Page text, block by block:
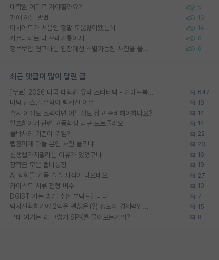
대학원 어디로 가야할까요? 5
편애 하는 방법 16
이사이트가 처음엔 정말 도움많이됐는데 14
커뮤니티는 다 쓰레기통이지 6
정보보안 연구하는 입장에선 식별가능한 사진을 올리는건 비추이긴함 6
최근 댓글이 많이 달린 글
[무료] 2026 미국 대학원 유학 스타터팩 - 가이드북 & 합격자 컨택메일 템플릿 647
미박 탑스쿨 유학이 빡세진 이유 19
혹시 이정도 스펙이면 어느정도 잡고 준비해야하나요? 14
알츠하이머 관련 고등학생 탐구 포트폴리오 14
물박사의 기준이 뭐임? 22
랩홈피에 다들 본인 사진 올리냐 23
신생랩가지말라는 이유가 있었구나 16
장학금 모은 랩비통장 19
AI 학회들 거품 슬슬 지적이 나오네요 27
카이스트 서류 전형 배수 10
DGIST 가는 방법 추천 부탁드립니다. 7
박사진학하기에 2억은 괜찮은 (?) 정도의 경제력인가요 15
근데 여기는 왜 그렇게 SPK를 물어보는거임? 8